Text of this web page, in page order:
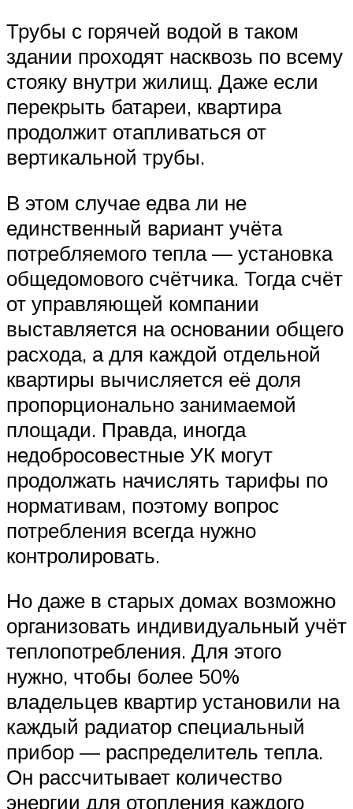
Трубы с горячей водой в таком
здании проходят насквозь по всему
стояку внутри жилищ. Даже если
перекрыть батареи, квартира
продолжит отапливаться от
вертикальной трубы.
В этом случае едва ли не
единственный вариант учёта
потребляемого тепла — установка
общедомового счётчика. Тогда счёт
от управляющей компании
выставляется на основании общего
расхода, а для каждой отдельной
квартиры вычисляется её доля
пропорционально занимаемой
площади. Правда, иногда
недобросовестные УК могут
продолжать начислять тарифы по
нормативам, поэтому вопрос
потребления всегда нужно
контролировать.
Но даже в старых домах возможно
организовать индивидуальный учёт
теплопотребления. Для этого
нужно, чтобы более 50%
владельцев квартир установили на
каждый радиатор специальный
прибор — распределитель тепла.
Он рассчитывает количество
энергии для отопления каждого